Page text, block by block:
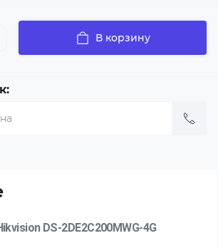
В корзину
DS-2DE2C200MWG-4G